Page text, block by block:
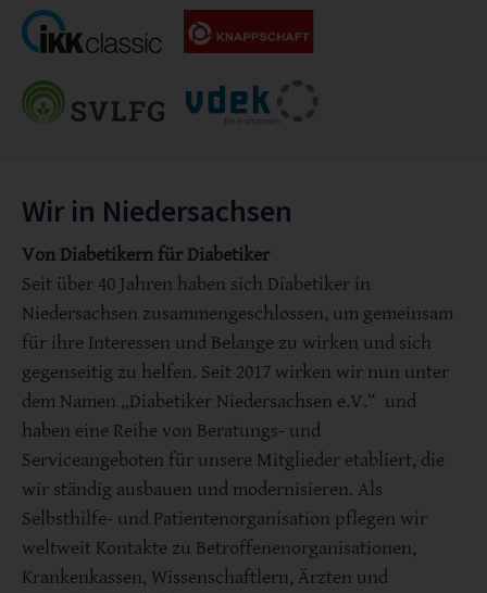
Wir in Niedersachsen
Von Diabetikern für Diabetiker
Seit über 40 Jahren haben sich Diabetiker in
Niedersachsen zusammengeschlossen, um gemeinsam
für ihre Interessen und Belange zu wirken und sich
gegenseitig zu helfen. Seit 2017 wirken wir nun unter
dem Namen „Diabetiker Niedersachsen e.V.“ und
haben eine Reihe von Beratungs- und
Serviceangeboten für unsere Mitglieder etabliert, die
wir ständig ausbauen und modernisieren. Als
Selbsthilfe- und Patientenorganisation pflegen wir
weltweit Kontakte zu Betroffenenorganisationen,
Krankenkassen, Wissenschaftlern, Ärzten und